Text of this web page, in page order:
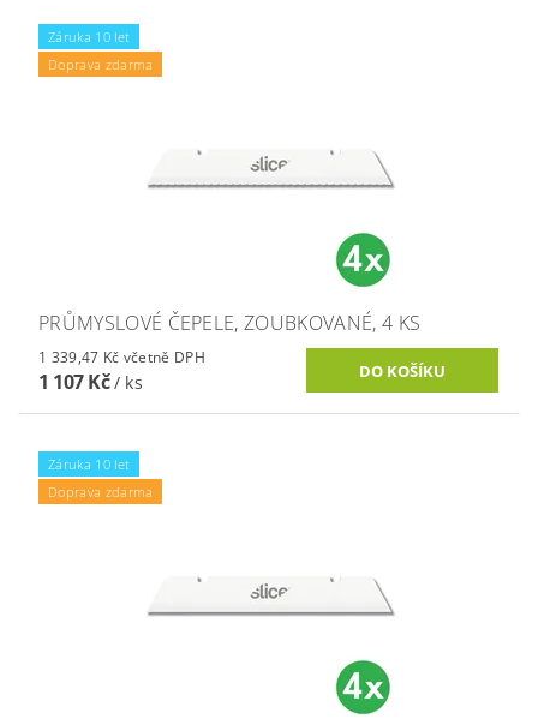
Záruka 10 let
Doprava zdarma
PRŮMYSLOVÉ ČEPELE, ZOUBKOVANÉ, 4 KS
1 339,47 Kč včetně DPH
1 107 Kč/ ks
Záruka 10 let
Doprava zdarma